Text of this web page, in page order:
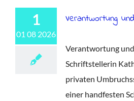
1
01 08 2026
Verantwortung
Verantwortung
Schriftstellerin
privaten
einer handfesten